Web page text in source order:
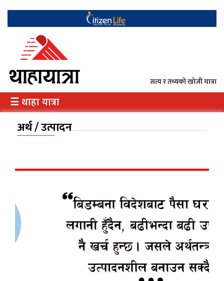
सत्य र तथ्यको खोजी यात्रा
☰ थाहा यात्रा
राजनीति
अर्थ
उत्पादन
दृष्टिकोण
विभेद
स्वास्थ्य
अर्थ / उत्पादन